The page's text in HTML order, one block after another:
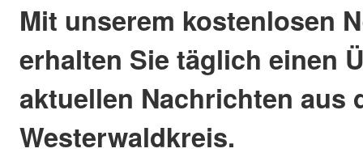
Mit unserem kostenlosen
erhalten Sie täglich einen
aktuellen Nachrichten aus
Westerwaldkreis.